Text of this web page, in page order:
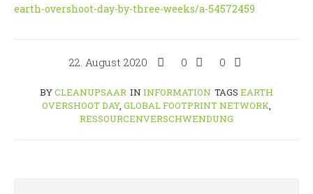
earth-overshoot-day-by-three-weeks/a-54572459
22. August 2020 0 0
BYCLEANUPSAAR IN INFORMATION TAGS EARTH
OVERSHOOT DAY, GLOBAL FOOTPRINT NETWORK,
RESSOURCENVERSCHWENDUNG